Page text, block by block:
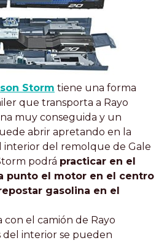
Storm tiene una forma
que transporta a Rayo
muy conseguida y un
abrir apretando en la
interior del remolque de Gale
podrá practicar en el
punto el motor en el centro
gasolina en el
el camión de Rayo
del interior se pueden